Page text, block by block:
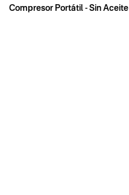
Compresor Portátil - Sin Aceite